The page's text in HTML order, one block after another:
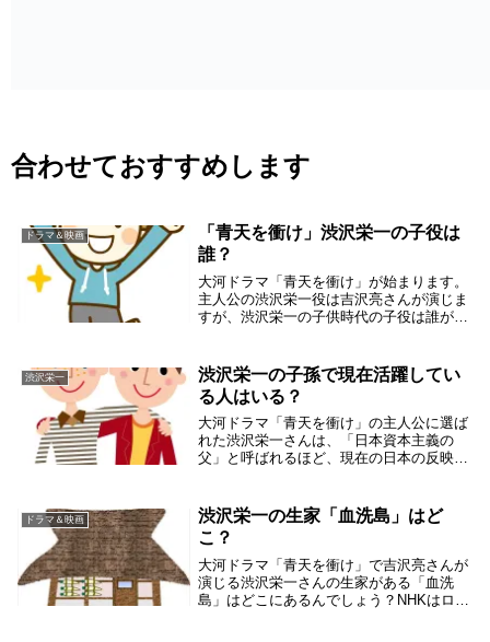
合わせておすすめします
ドラマ＆映画
「青天を衝け」渋沢栄一の子役は
誰？
大河ドラマ「青天を衝け」が始まります。
主人公の渋沢栄一役は吉沢亮さんが演じま
すが、渋沢栄一の子供時代の子役は誰が演
す。小林優仁君とはどういう子役なのか調
べました。渋沢...
渋沢栄一
渋沢栄一の子孫で現在活躍してい
る人はいる？
大河ドラマ「青天を衝け」の主人公に選ば
れた渋沢栄一さんは、「日本資本主義の
父」と呼ばれるほど、現在の日本の反映の
言います。渋沢栄一さんの大勢の子孫で現
存で活躍され...
ドラマ＆映画
渋沢栄一の生家「血洗島」はど
こ？
大河ドラマ「青天を衝け」で吉沢亮さんが
演じる渋沢栄一さんの生家がある「血洗
島」はどこにあるんでしょう？NHKはロケ